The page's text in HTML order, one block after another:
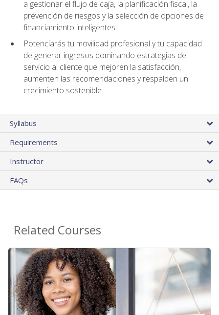
a gestionar el flujo de caja, la planificación fiscal, la
prevención de riesgos y la selección de opciones de
financiamiento inteligentes.
Potenciarás tu movilidad profesional y tu capacidad
de generar ingresos dominando estrategias de
servicio al cliente que mejoren la satisfacción,
aumenten las recomendaciones y respalden un
crecimiento sostenible.
Syllabus
Requirements
Instructor
FAQs
Related Courses